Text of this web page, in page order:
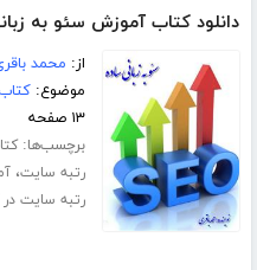
دانلود کتاب آموزش سئو به
از: محمد
موضوع:
۱۳ صفحه
برچسب‌ها:
رتبه سایت،
رتبه سایت